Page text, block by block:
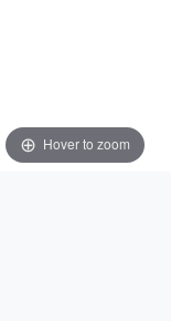
Hover to zoom